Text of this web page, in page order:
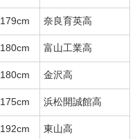
179cm 奈良育英高
180cm 富山工業高
180cm 金沢高
175cm 浜松開誠館高
192cm 東山高